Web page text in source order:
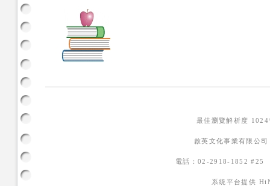
最佳瀏覽解析度
啟英文化事業有限公
電話：02-2918-1852
系統平台提供